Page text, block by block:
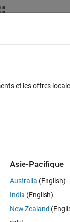
le 9 Août
et les offres
Asie-Pacifique
Australia (English)
India (English)
New Zealand